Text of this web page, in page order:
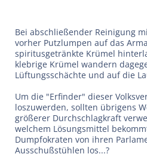
Bei abschließender Reinigung
vorher Putzlumpen auf das
spiritusgetränkte Krümel
klebrige Krümel wandern
Lüftungsschächte und auf die
Um die "Erfinder" dieser
loszuwerden, sollten übrigens
größerer Durchschlagkraft
welchem Lösungsmittel
Dumpfokraten von ihren
Ausschußstühlen los...?